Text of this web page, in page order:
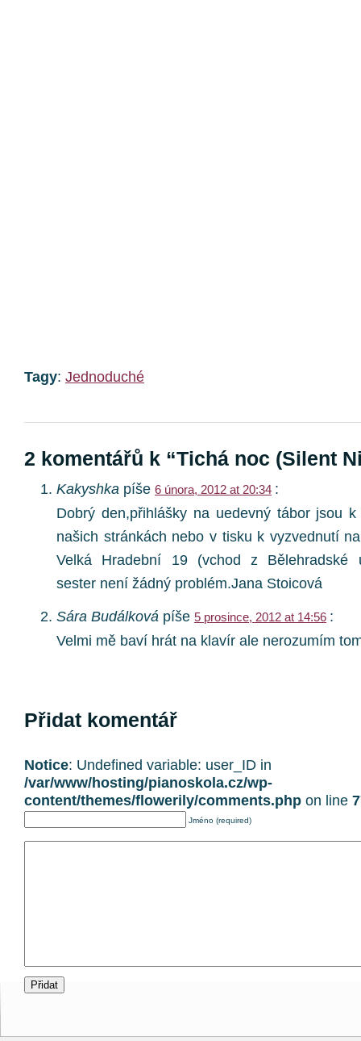
Tagy: Jednoduché
2 komentářů k “Tichá noc (Silent
Kakyshka píše 6 února, 2012 at 20:34 :
Dobrý den,přihlášky na uedevný tábor jsou
našich stránkách nebo v tisku k vyzvednutí
Velká Hradební 19 (vchod z Bělehradské
sester není žádný problém.Jana Stoicová
Sára Budálková píše 5 prosince, 2012 at 14:56 :
Velmi mě baví hrát na klavír ale nerozumím
Přidat komentář
Notice: Undefined variable: user_ID in
/var/www/hosting/pianoskola.cz/wp-
content/themes/flowerily/comments.php on line
Jméno (required)